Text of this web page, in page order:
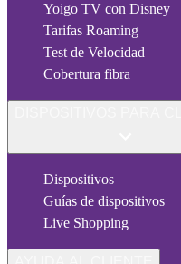
Yoigo TV con Disney
Tarifas Roaming
Test de Velocidad
Cobertura fibra
Dispositivos
Guías de dispositivos
Live Shopping